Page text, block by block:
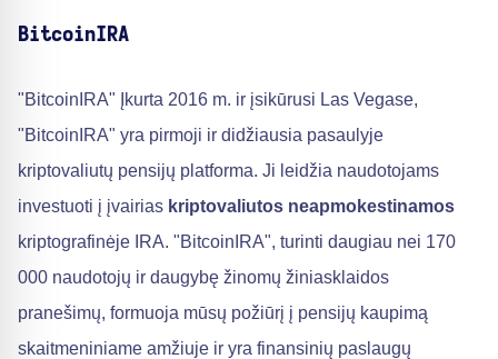
BitcoinIRA
"BitcoinIRA" Įkurta 2016 m. ir įsikūrusi Las Vegase,
"BitcoinIRA" yra pirmoji ir didžiausia pasaulyje
kriptovaliutų pensijų platforma. Ji leidžia naudotojams
investuoti į įvairias kriptovaliutos neapmokestinamos
kriptografinėje IRA. "BitcoinIRA", turinti daugiau nei 170
000 naudotojų ir daugybę žinomų žiniasklaidos
pranešimų, formuoja mūsų požiūrį į pensijų kaupimą
skaitmeniniame amžiuje ir yra finansinių paslaugų